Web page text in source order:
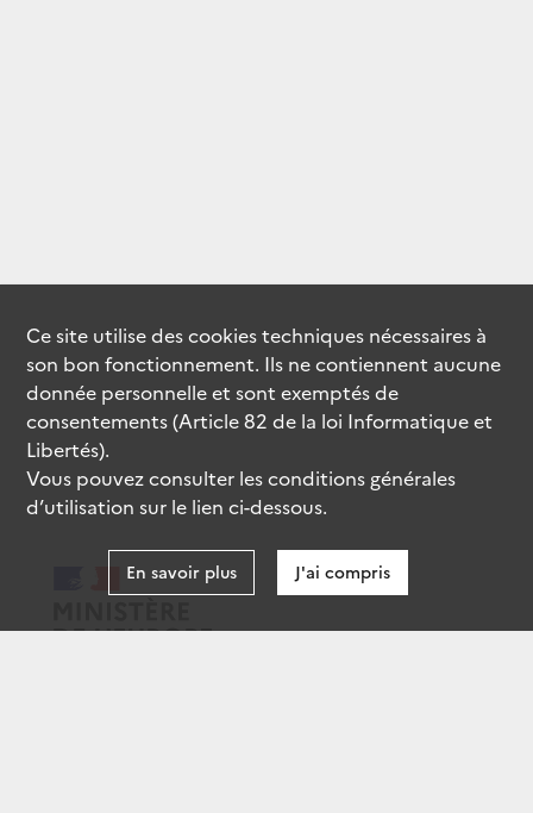
Ce site utilise descookiestechniques nécessaires à
son bon fonctionnement. Ils ne contiennent aucune
donnée personnelle et sont exemptés de
consentements (Article 82 de la loi Informatique et
Libertés).
Vous pouvez consulter les conditions générales
d’utilisation sur le lien ci-dessous.
En savoir plus J'ai compris